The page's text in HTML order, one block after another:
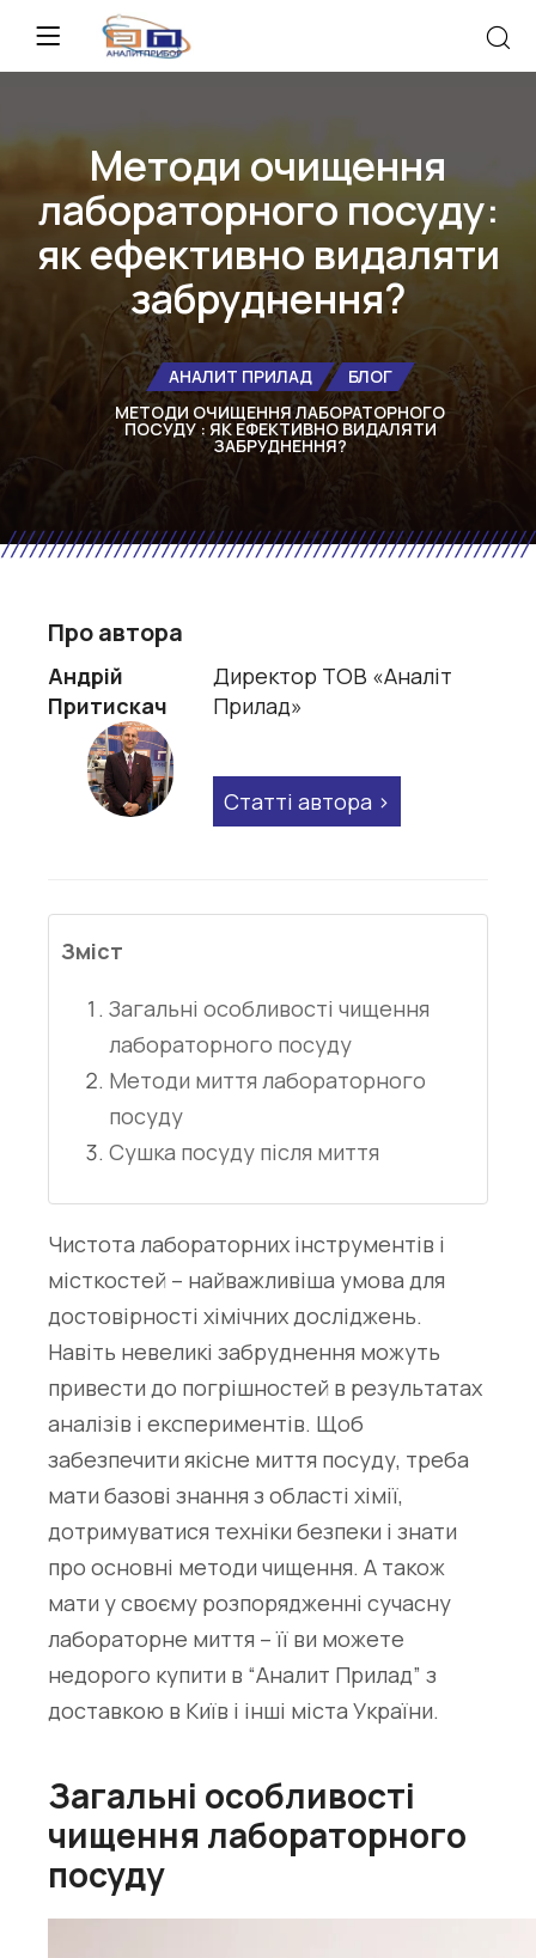
Методи очищення
лабораторного посуду:
як ефективно видаляти
забруднення?
АНАЛИТ ПРИЛАД
БЛОГ
МЕТОДИ ОЧИЩЕННЯ ЛАБОРАТОРНОГО
ПОСУДУ : ЯК ЕФЕКТИВНО ВИДАЛЯТИ
ЗАБРУДНЕННЯ?
Про автора
Андрій
Притискач
Директор ТОВ «Аналіт
Прилад»
Статті автора
Зміст
Загальні особливості чищення
лабораторного посуду
Методи миття лабораторного
посуду
Сушка посуду після миття
Чистота лабораторних інструментів і
місткостей – найважливіша умова для
достовірності хімічних досліджень.
Навіть невеликі забруднення можуть
привести до погрішностей в результатах
аналізів і експериментів. Щоб
забезпечити якісне миття посуду, треба
мати базові знання з області хімії,
дотримуватися техніки безпеки і знати
про основні методи чищення. А також
мати у своєму розпорядженні сучасну
лабораторне миття – її ви можете
недорого купити в “Аналит Прилад” з
доставкою в Київ і інші міста України.
Загальні особливості
чищення лабораторного
посуду